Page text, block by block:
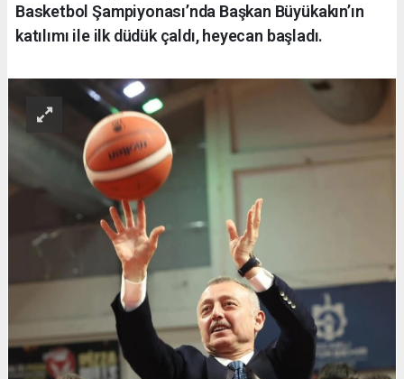
Basketbol Şampiyonası’nda Başkan Büyükakın’ın
katılımı ile ilk düdük çaldı, heyecan başladı.